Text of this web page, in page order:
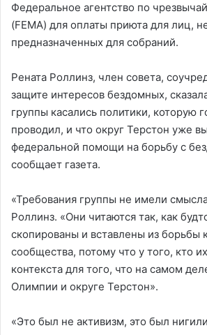
Федеральное агентство по
(FEMA) для оплаты приюта для лиц,
предназначенных для собраний.
Рената Роллинз, член совета,
защите интересов бездомных,
группы касались политики, которую
проводил, и что округ Терстон уже
федеральной помощи на борьбу с
сообщает газета.
«Требования группы не имели
Роллинз. «Они читаются так, как
скопированы и вставлены из борьбы
сообщества, потому что у того, кто
контекста для того, что на самом
Олимпии и округе Терстон».
«Это был не активизм, это был